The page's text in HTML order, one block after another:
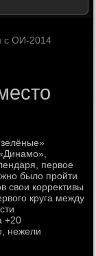
с ОИ-2014
первое
было пройти
свои коррективы
круга между
+20
нежели